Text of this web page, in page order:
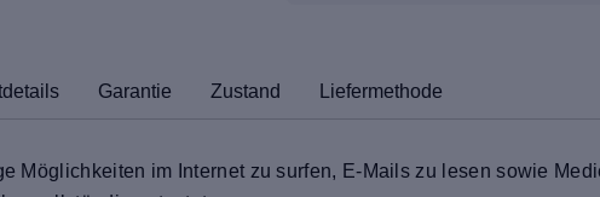
Garantie Zustand Liefermethode
Möglichkeiten im Internet zu surfen, E-Mails zu lesen sowie